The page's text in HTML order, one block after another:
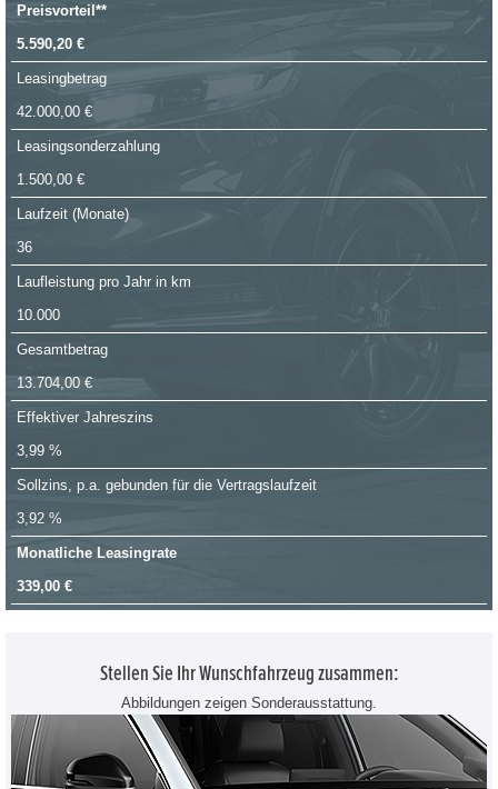
Preisvorteil**
5.590,20 €
Leasingbetrag
42.000,00 €
Leasingsonderzahlung
1.500,00 €
Laufzeit (Monate)
36
Laufleistung pro Jahr in km
10.000
Gesamtbetrag
13.704,00 €
Effektiver Jahreszins
3,99 %
Sollzins, p.a. gebunden für die Vertragslaufzeit
3,92 %
Monatliche Leasingrate
339,00 €
Stellen Sie Ihr Wunschfahrzeug zusammen:
Abbildungen zeigen Sonderausstattung.